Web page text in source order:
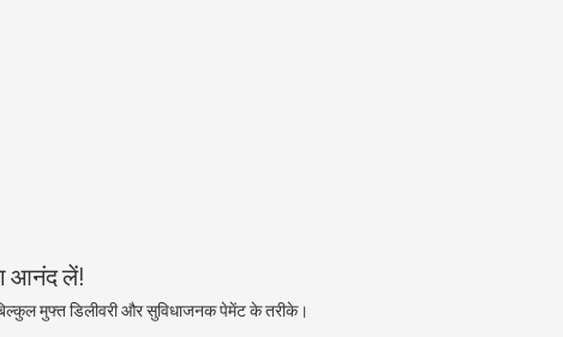
आनंद लें!
मुफ्त डिलीवरी और सुविधाजनक पेमेंट के तरीके।